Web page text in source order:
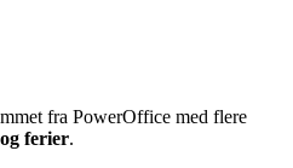
fra PowerOffice med flere
ferier.